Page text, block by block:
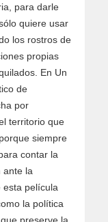
para darle
quiere usar
los rostros de
propias
En Un
de
por
territorio que
siempre
contar la
ante la
esta película
la política
preserve la